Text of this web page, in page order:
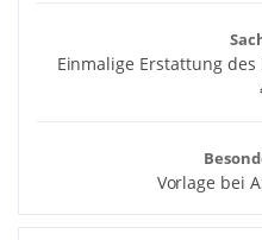
Einmalige Erstattung
Vorlage bei